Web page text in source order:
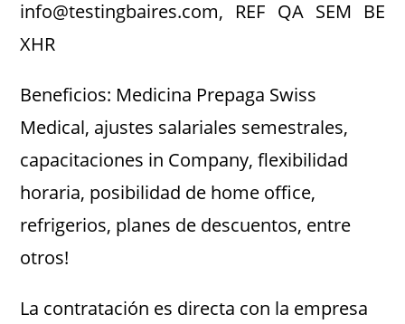
info@testingbaires.com, REF QA SEM BE
XHR
Beneficios: Medicina Prepaga Swiss
Medical, ajustes salariales semestrales,
capacitaciones in Company, flexibilidad
horaria, posibilidad de home office,
refrigerios, planes de descuentos, entre
otros!
La contratación es directa con la empresa